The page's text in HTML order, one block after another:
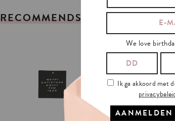
RECOMMENDS
We love
Ik ga akkoord met